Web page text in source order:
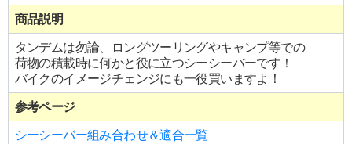
商品説明
タンデムは勿論、ロングツーリングやキャンプ等での
荷物の積載時に何かと役に立つシーシーバーです！
バイクのイメージチェンジにも一役買いますよ！
参考ページ
シーシーバー組み合わせ＆適合一覧